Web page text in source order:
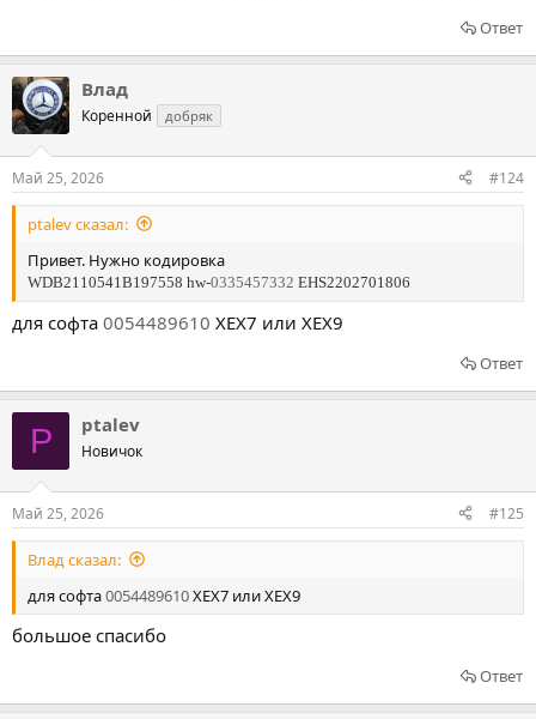
Ответ
Влад
Коренной добряк
Май 25, 2026 #124
ptalev сказал:
Привет. Нужно кодировка
WDB2110541B197558 hw-0335457332 EHS2202701806
для софта 0054489610 XEX7 или XEX9
Ответ
P ptalev
Новичок
Май 25, 2026 #125
Влад сказал:
для софта0054489610XEX7 или XEX9
большое спасибо
Ответ